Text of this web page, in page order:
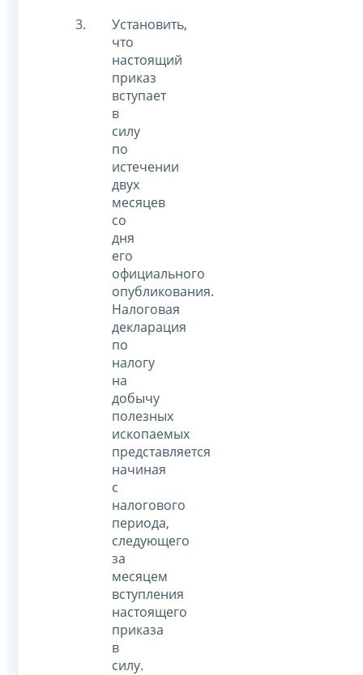
Установить,
что
настоящий
приказ
вступает
в
силу
по
истечении
двух
месяцев
со
дня
его
официального
опубликования.
Налоговая
декларация
по
налогу
на
добычу
полезных
ископаемых
представляется
начиная
с
налогового
периода,
следующего
за
месяцем
вступления
настоящего
приказа
в
силу.